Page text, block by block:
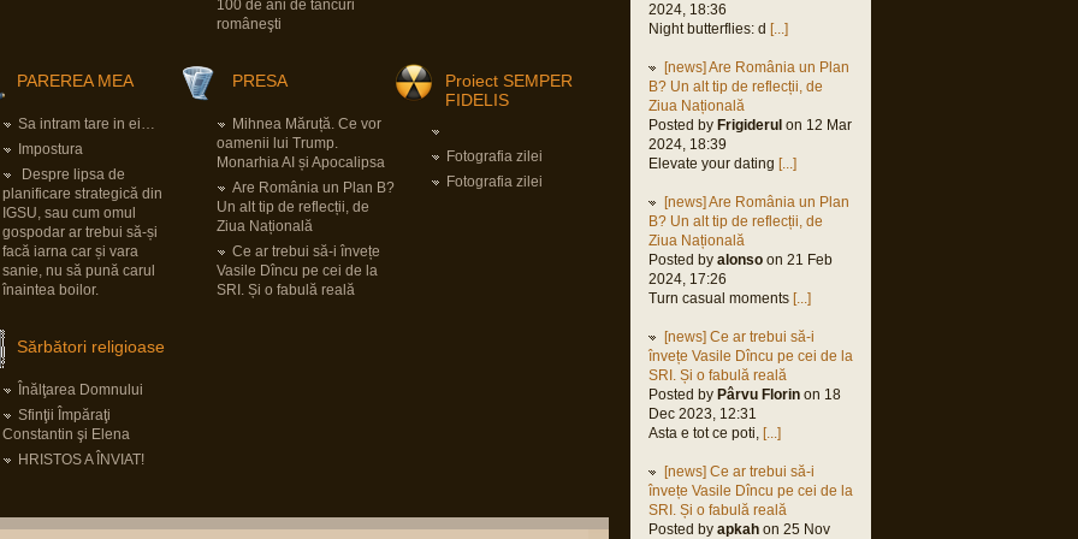
100 de ani de tancuri
româneşti
PAREREA MEA
Sa intram tare in ei…
Impostura
Despre lipsa de
planificare strategică din
IGSU, sau cum omul
gospodar ar trebui să-și
facă iarna car și vara
sanie, nu să pună carul
înaintea boilor.
PRESA
Mihnea Măruță. Ce vor
oamenii lui Trump.
Monarhia AI și Apocalipsa
Are România un Plan B?
Un alt tip de reflecții, de
Ziua Națională
Ce ar trebui să-i învețe
Vasile Dîncu pe cei de la
SRI. Și o fabulă reală
Proiect SEMPER
FIDELIS
Fotografia zilei
Fotografia zilei
Sărbători religioase
Înălţarea Domnului
Sfinţii Împăraţi
Constantin şi Elena
HRISTOS A ÎNVIAT!
2024, 18:36
Night butterflies: d [...]
[news] Are România un Plan
B? Un alt tip de reflecții, de
Ziua Națională
Posted by Frigiderul on 12 Mar
2024, 18:39
Elevate your dating [...]
[news] Are România un Plan
B? Un alt tip de reflecții, de
Ziua Națională
Posted by alonso on 21 Feb
2024, 17:26
Turn casual moments [...]
[news] Ce ar trebui să-i
învețe Vasile Dîncu pe cei de la
SRI. Și o fabulă reală
Posted by Pârvu Florin on 18
Dec 2023, 12:31
Asta e tot ce poti, [...]
[news] Ce ar trebui să-i
învețe Vasile Dîncu pe cei de la
SRI. Și o fabulă reală
Posted by apkah on 25 Nov